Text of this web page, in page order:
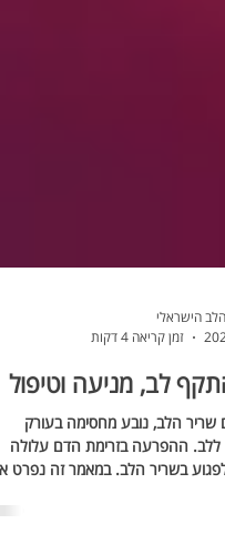
הישראלי
זמן קריאה 4 דקות
לב, מניעה וטיפול
שריר הלב, נובע מחסימה בעורק